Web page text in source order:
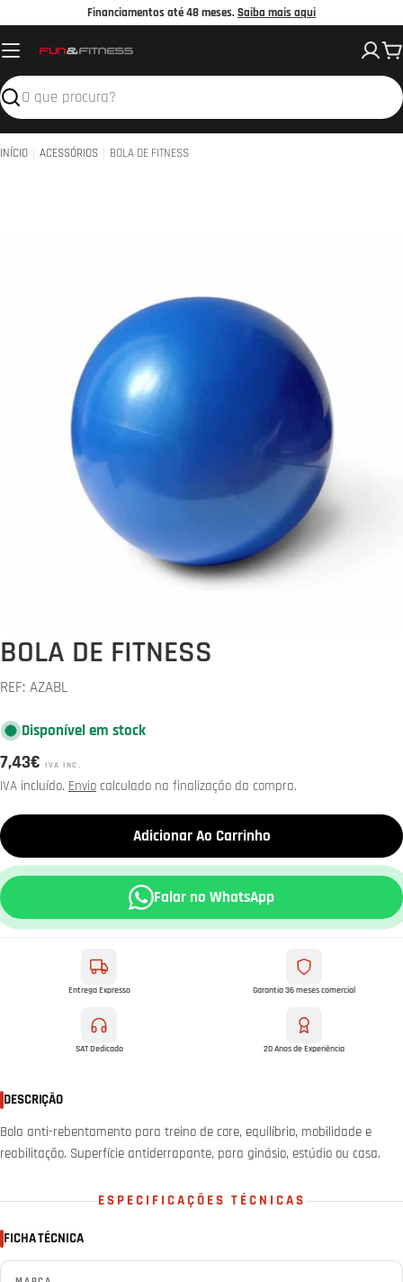
o
conteúdo
Financiamentos até 48 meses.Saiba mais aqui
Pesquisar
INÍCIO ACESSÓRIOS BOLA DE FITNESS
media 0 em modal
BOLA DE FITNESS
REF: AZABL
Disponível em stock
Preço
normal
7,43€ IVA INC.
IVA incluído. Envio calculado na finalização da compra.
Adicionar Ao Carrinho
Falar no WhatsApp
Entrega Expresso Garantia 36 meses comercial
SAT Dedicado 20 Anos de Experiência
DESCRIÇÃO
Bola anti-rebentamento para treino de core, equilíbrio, mobilidade e
reabilitação. Superfície antiderrapante, para ginásio, estúdio ou casa.
ESPECIFICAÇÕES TÉCNICAS
FICHA TÉCNICA